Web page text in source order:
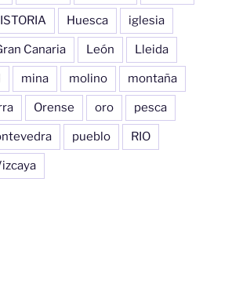
Huesca iglesia
Canaria León Lleida
mina molino montaña
Orense oro pesca
pueblo RIO